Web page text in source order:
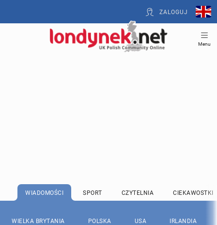
ZALOGUJ
Menu
WIADOMOŚCI SPORT CZYTELNIA CIEKAWOSTKI
WIELKA BRYTANIA POLSKA USA IRLANDIA